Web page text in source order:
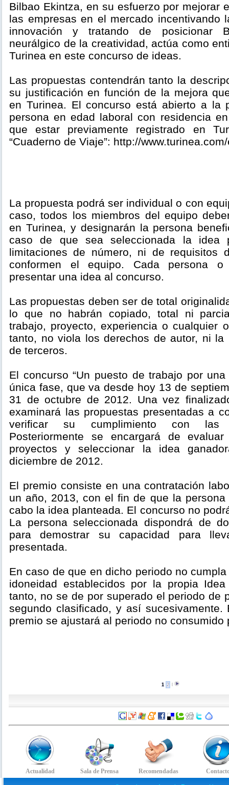
Bilbao Ekintza, en su esfuerzo por mejorar
las empresas en el mercado incentivando
innovación y tratando de posicionar
neurálgico de la creatividad, actúa como
Turinea en este concurso de ideas.
Las propuestas contendrán tanto la
su justificación en función de la mejora
en Turinea. El concurso está abierto a la
persona en edad laboral con residencia
que estar previamente registrado en
“Cuaderno de Viaje”: http://
La propuesta podrá ser individual o con
caso, todos los miembros del equipo
en Turinea, y designarán la persona
caso de que sea seleccionada la idea
limitaciones de número, ni de requisitos
conformen el equipo. Cada persona
presentar una idea al concurso.
Las propuestas deben ser de total
lo que no habrán copiado, total ni
trabajo, proyecto, experiencia o cualquier
tanto, no viola los derechos de autor, ni la
de terceros.
El concurso “Un puesto de trabajo por
única fase, que va desde hoy 13 de
31 de octubre de 2012. Una vez
examinará las propuestas presentadas a
verificar su cumplimiento con las
Posteriormente se encargará de
proyectos y seleccionar la idea
diciembre de 2012.
El premio consiste en una contratación
un año, 2013, con el fin de que la
cabo la idea planteada. El concurso no
La persona seleccionada dispondrá de
para demostrar su capacidad para
presentada.
En caso de que en dicho periodo no
idoneidad establecidos por la propia
tanto, no se de por superado el periodo de
segundo clasificado, y así sucesivamente.
premio se ajustará al periodo no
1 2